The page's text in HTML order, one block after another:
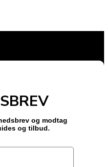
og modtag
og tilbud.